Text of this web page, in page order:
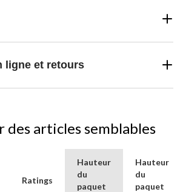
ligne et retours
des articles semblables
Ratings
Hauteur
du
paquet
Hauteur
du
paquet